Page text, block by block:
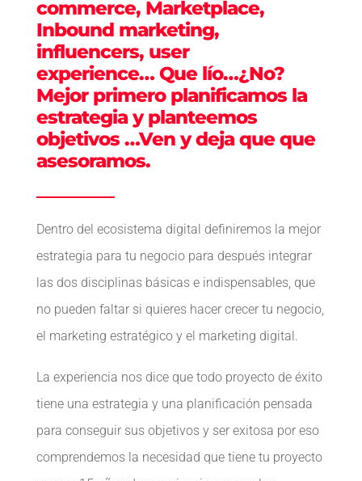
commerce, Marketplace,
Inbound marketing,
influencers, user
experience… Que lío…¿No?
Mejor primero planificamos la
estrategia y planteemos
objetivos …Ven y deja que que
asesoramos.
Dentro del ecosistema digital definiremos la mejor
estrategia para tu negocio para después integrar
las dos disciplinas básicas e indispensables, que
no pueden faltar si quieres hacer crecer tu negocio,
el marketing estratégico y el marketing digital.
La experiencia nos dice que todo proyecto de éxito
tiene una estrategia y una planificación pensada
para conseguir sus objetivos y ser exitosa por eso
comprendemos la necesidad que tiene tu proyecto